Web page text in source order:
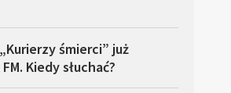
śmierci” już
Kiedy słuchać?